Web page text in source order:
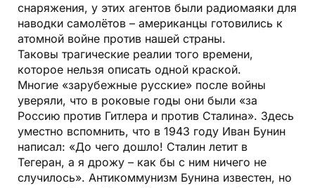
снаряжения, у этих агентов были радиомаяки для
наводки самолётов – американцы готовились к
атомной войне против нашей страны.
Таковы трагические реалии того времени,
которое нельзя описать одной краской.
Многие «зарубежные русские» после войны
уверяли, что в роковые годы они были «за
Россию против Гитлера и против Сталина». Здесь
уместно вспомнить, что в 1943 году Иван Бунин
написал: «До чего дошло! Сталин летит в
Тегеран, а я дрожу – как бы с ним ничего не
случилось». Антикоммунизм Бунина известен, но